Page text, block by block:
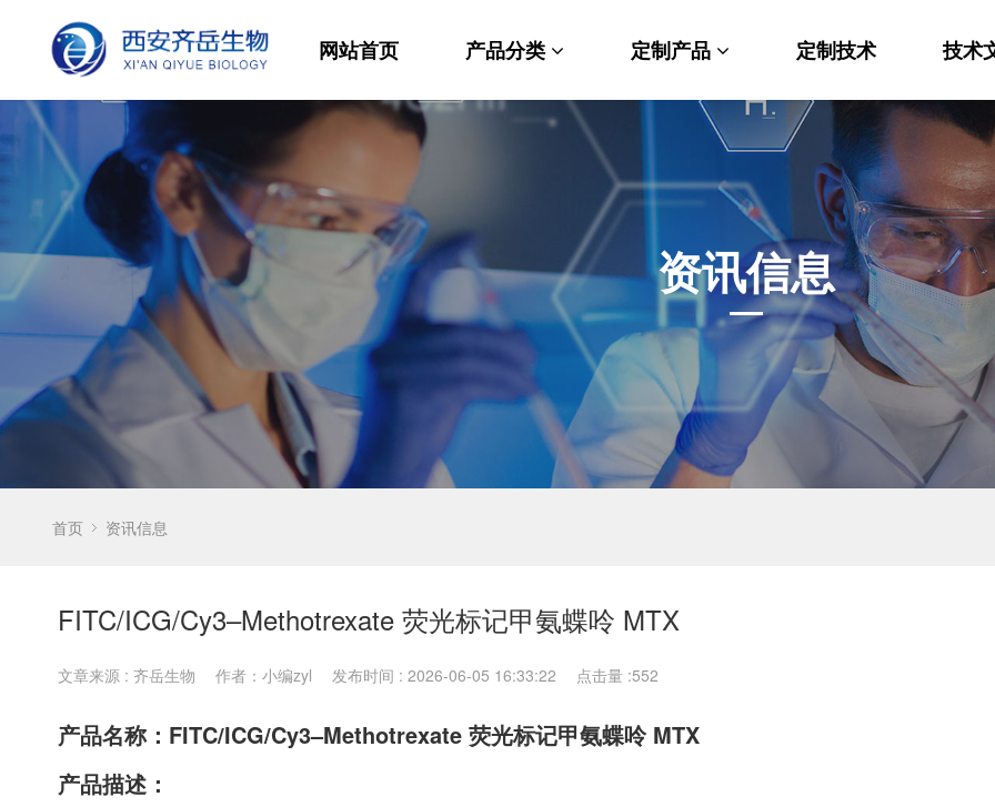
资讯信息
网站首页 产品分类
材料科学
生命科学
发光材料
功能性化学
分析化学
其他产品
定制产品
纳米材料定制
PEG衍生物
荧光标记定制
MOF材料定制
小分子定制
多肽定制
其他材料定制
定制技术 技术
首页 资讯信息
FITC/ICG/Cy3–Methotrexate 荧光标记甲氨蝶呤 MTX
文章来源 : 齐岳生物 作者：小编zyl 发布时间 : 2026-06-05 16:33:22 点击量 :552
产品名称：FITC/ICG/Cy3–Methotrexate 荧光标记甲氨蝶呤 MTX
产品描述：